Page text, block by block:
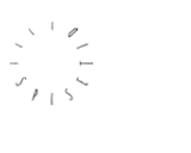
to
content